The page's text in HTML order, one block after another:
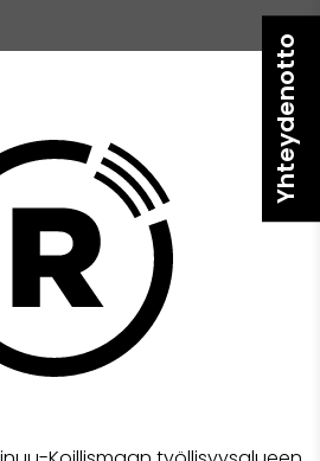
Yhteydenotto